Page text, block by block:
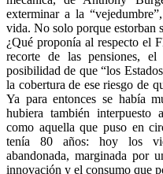
exterminar a la
vida. No solo porque estorban
¿Qué proponía al respecto el
recorte de las pensiones,
posibilidad de que “los
la cobertura de ese riesgo de
Ya para entonces se había
hubiera también interpuesto
como aquella que puso en
tenía 80 años: hoy los
abandonada, marginada por
innovación y el consumo que